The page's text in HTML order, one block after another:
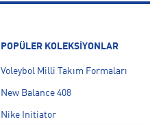
POPÜLER KOLEKSİYONLAR
Voleybol Milli Takım Formaları
New Balance 408
Nike Initiator